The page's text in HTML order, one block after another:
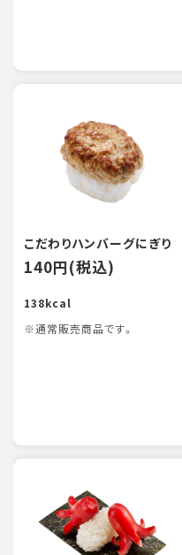
こだわりハンバーグにぎり
140円(税込)
138kcal
※通常販売商品です。